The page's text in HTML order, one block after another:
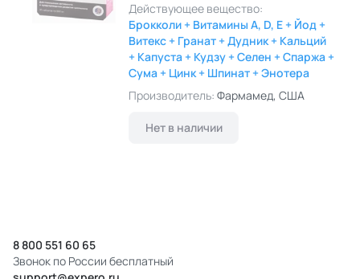
Действующее вещество:
Брокколи + Витамины A, D, E + Йод +
Витекс + Гранат + Дудник + Кальций
+ Капуста + Кудзу + Селен + Спаржа +
Сума + Цинк + Шпинат + Энотера
Производитель: Фармамед, США
Нет в наличии
8 800 551 60 65
Звонок по России бесплатный